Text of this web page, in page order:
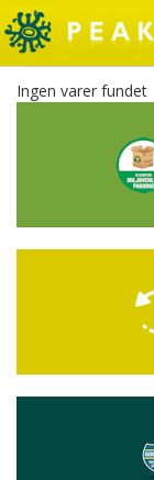
Ingen varer fundet